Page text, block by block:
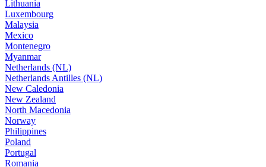
Lithuania
Luxembourg
Malaysia
Mexico
Montenegro
Myanmar
Netherlands (NL)
Netherlands Antilles (NL)
New Caledonia
New Zealand
North Macedonia
Norway
Philippines
Poland
Portugal
Romania